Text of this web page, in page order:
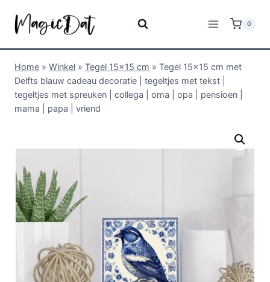
0
Home » Winkel » Tegel 15x15 cm » Tegel 15×15 cm met
Delfts blauw cadeau decoratie | tegeltjes met tekst |
tegeltjes met spreuken | collega | oma | opa | pensioen |
mama | papa | vriend